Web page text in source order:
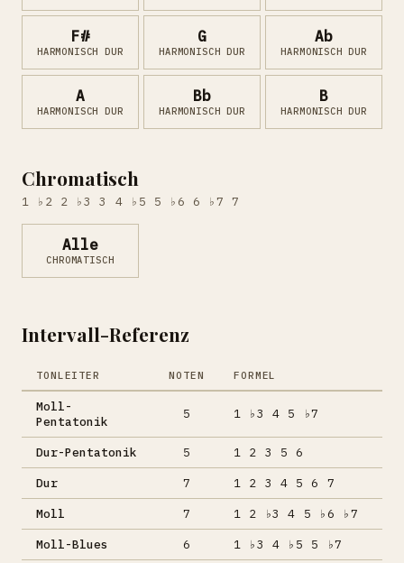
F#
HARMONISCH DUR
G
HARMONISCH DUR
Ab
HARMONISCH DUR
A
HARMONISCH DUR
Bb
HARMONISCH DUR
B
HARMONISCH DUR
Chromatisch
1 ♭2 2 ♭3 3 4 ♭5 5 ♭6 6 ♭7 7
Alle
CHROMATISCH
Intervall-Referenz
TONLEITER NOTEN FORMEL
Moll-
Pentatonik
5 1 ♭3 4 5 ♭7
Dur-Pentatonik 5
1 2 3 5 6
Dur
7
1 2 3 4 5 6 7
Moll
7
1 2 ♭3 4 5 ♭6 ♭7
Moll-Blues
6
1 ♭3 4 ♭5 5 ♭7